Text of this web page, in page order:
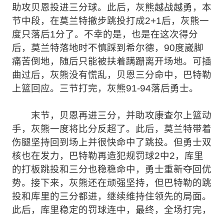
助攻贝恩投进三分球。此后，灰熊越战越勇，本
节中段，在莫兰特撤步跳投打成2+1后，灰熊一
度只落后1分了。不幸的是，也是在这次得分
后，莫兰特落地时不慎踩到希尔德，90度崴脚
痛苦倒地，随后只能被扶着蹒跚离开场地。可插
曲过后，灰熊没有慌乱，贝恩三分命中，巴特勒
上篮回应。三节打完，灰熊91-94落后勇士。
末节，贝恩再进三分，并助攻康查尔上篮动
手，灰熊一度将比分反超了。此后，莫兰特带着
伤腿坚持回到场上并很快命中了跳投。但勇士双
核也在发力，巴特勒再造犯规罚球2中2，库里
的打板跳投和三分也稳稳命中，勇士重新夺回优
势。接下来，灰熊还在顽强坚持，但巴特勒的跳
投和库里的三分都进，继续维持住领先的局面。
此后，库里稳定的罚球连中，最终，全场打完，